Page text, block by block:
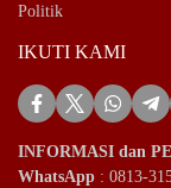
Politik
IKUTI KAMI
INFORMASI dan
WhatsApp : 0813-